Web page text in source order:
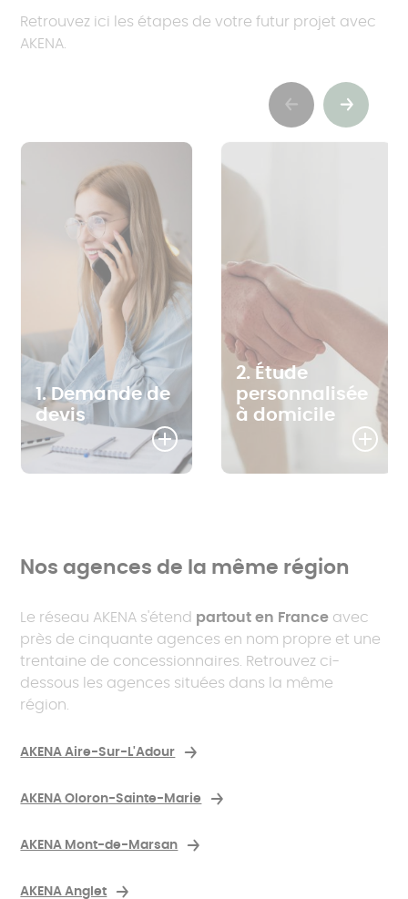
Retrouvez ici les étapes de votre futur projet avec
AKENA.
PreviousSuivant
1. Demande de
devis
2. Étude
personnalisée
à domicile
Nos agences de la même région
Le réseau AKENA s'étend partout en France avec
près de cinquante agences en nom propre et une
trentaine de concessionnaires. Retrouvez ci-
dessous les agences situées dans la même
région.
AKENA Aire-Sur-L'Adour
AKENA Oloron-Sainte-Marie
AKENA Mont-de-Marsan
AKENA Anglet